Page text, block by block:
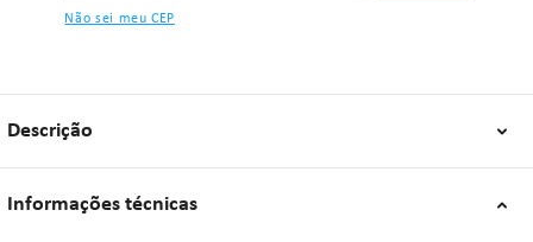
Não sei meu CEP
Descrição
Informações técnicas